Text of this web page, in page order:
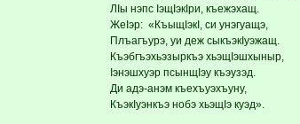
ЛIы нэпс IэщIэкIри, къежэхащ.
ЖеIэр: «КъыщIэкI, си унэгуащэ,
Плъагъурэ, уи деж сыкъэкIуэжащ.
Къэбгъэхьэзыркъэ хьэщIэшхыныр,
Iэнэшхуэр псынщIэу къэузэд.
Ди адэ-анэм къехъуэхъуну,
КъэкIуэнкъэ нобэ хьэщIэ куэд».